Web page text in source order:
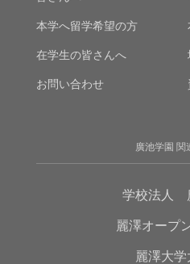
本学へ留学希望の方
在学生の皆さんへ
お問い合わせ
廣池学園 関
学校法人
麗澤オープ
麗澤大学